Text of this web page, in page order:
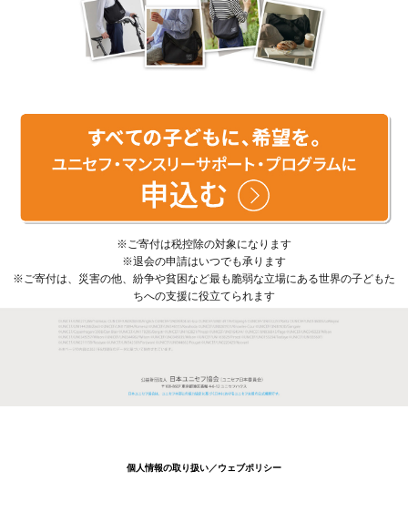
※ご寄付は税控除の対象になります
※退会の申請はいつでも承ります
※ご寄付は、災害の他、紛争や貧困など最も脆弱な立場にある世界の子どもた
ちへの支援に役立てられます
個人情報の取り扱い／ウェブポリシー